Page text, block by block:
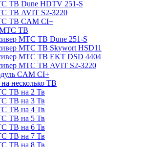
ТВ Dune HDTV 251-S
ТВ AVIT S2-3220
ТВ CAM CI+
МТС ТВ
МТС ТВ Dune 251-S
МТС ТВ Skywort HSD11
МТС ТВ EKT DSD 4404
МТС ТВ AVIT S2-3220
CAM CI+
несколько ТВ
ТВ на 2 Тв
ТВ на 3 Тв
ТВ на 4 Тв
ТВ на 5 Тв
ТВ на 6 Тв
ТВ на 7 Тв
ТВ на 8 Тв